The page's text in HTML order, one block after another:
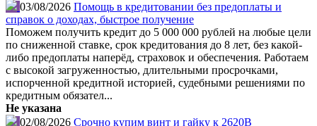
03/08/2026 Помощь в кредитовании без предоплаты и
справок о доходах, быстрое получение
Поможем получить кредит до 5 000 000 рублей на любые цели
по сниженной ставке, срок кредитования до 8 лет, без какой-
либо предоплаты наперёд, страховок и обеспечения. Работаем
с высокой загруженностью, длительными просрочками,
испорченной кредитной историей, судебными решениями по
кредитным обязател...
Не указана
02/08/2026 Срочно купим винт и гайку к 2620В